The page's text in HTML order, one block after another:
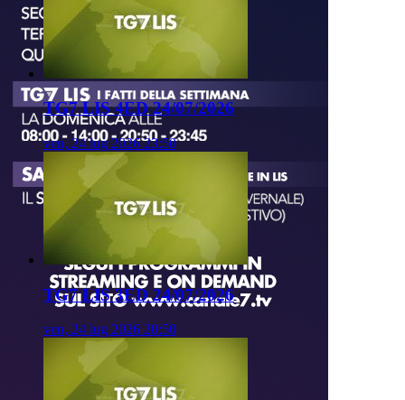
TG7 LIS 4ED 24/07/2026
ven, 24 lug 2026 23:50
TG7 LIS 3ED 24/07/2026
ven, 24 lug 2026 20:50